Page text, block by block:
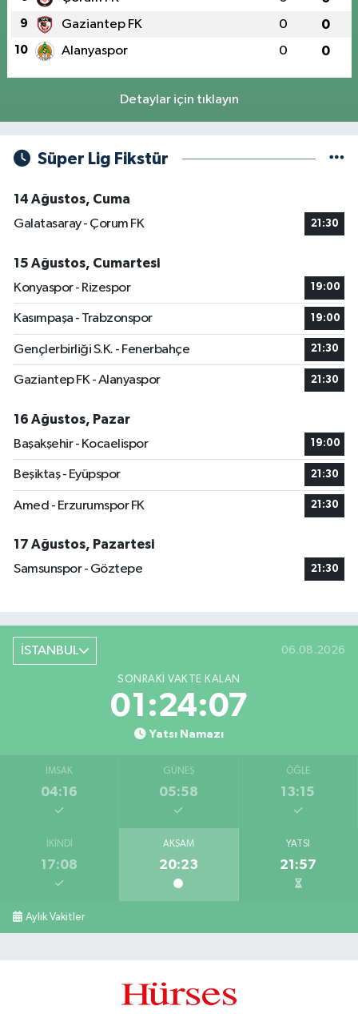
9 Gaziantep FK 0 0
10 Alanyaspor 0 0
Detaylar için tıklayın
Süper Lig Fikstür
14 Ağustos, Cuma
Galatasaray - Çorum FK
21:30
15 Ağustos, Cumartesi
Konyaspor - Rizespor
19:00
Kasımpaşa - Trabzonspor 19:00
Gençlerbirliği S.K. - Fenerbahçe 21:30
Gaziantep FK - Alanyaspor 21:30
16 Ağustos, Pazar
Başakşehir - Kocaelispor
19:00
Beşiktaş - Eyüpspor 21:30
Amed - Erzurumspor FK 21:30
17 Ağustos, Pazartesi
Samsunspor - Göztepe
21:30
İSTANBUL 06.08.2026
SONRAKI VAKTE KALAN
01:24:06
Yatsı Namazı
İMSAK
04:16
GÜNEŞ
05:58
ÖĞLE
13:15
İKINDI
17:08
AKŞAM
20:23
YATSI
21:57
Aylık Vakitler